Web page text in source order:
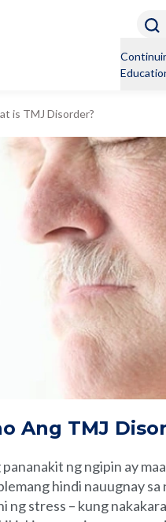
is TMJ Disorder?
Ang TMJ
ng ngipin ay
hindi nauugnay
ng stress – kung